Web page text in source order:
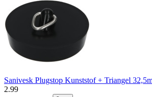
Sanivesk Plugstop Kunststof + Triangel
2.99